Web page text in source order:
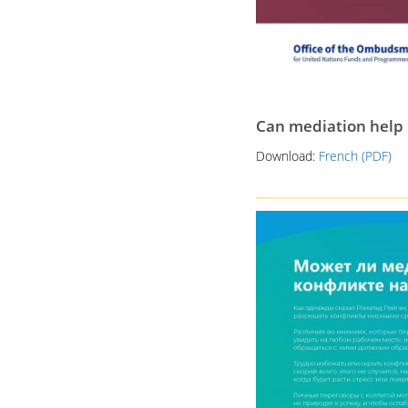
Can mediation
Download: French (PDF)